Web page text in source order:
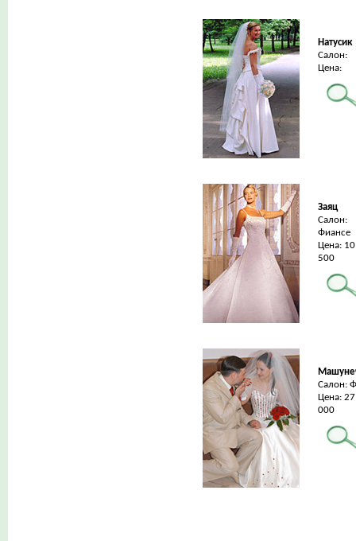
Натусик
Салон:
Цена:
Заяц
Салон:
Фиансе
Цена: 10
500
Салон:
Цена: 27
000